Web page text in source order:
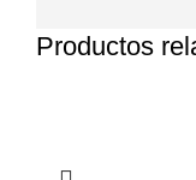
Productos